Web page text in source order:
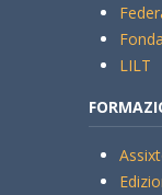
LILT